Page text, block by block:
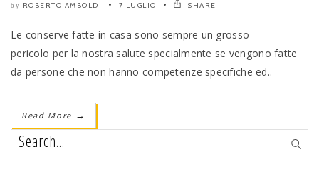
by ROBERTO AMBOLDI 7 LUGLIO SHARE
Le conserve fatte in casa sono sempre un grosso
pericolo per la nostra salute specialmente se vengono fatte
da persone che non hanno competenze specifiche ed..
Read More →